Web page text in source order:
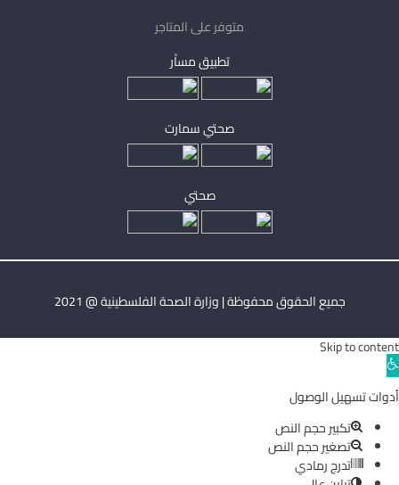
متوفر على المتاجر
تطبيق مساْر
صحتي سمارت
صحتي
جميع الحقوق محفوظة | وزارة الصحة الفلسطينية @ 2021
Skip to content
Open
toolbar
أدوات تسهيل الوصول
تكبير حجم النص
تصغير حجم النص
تدرج رمادي